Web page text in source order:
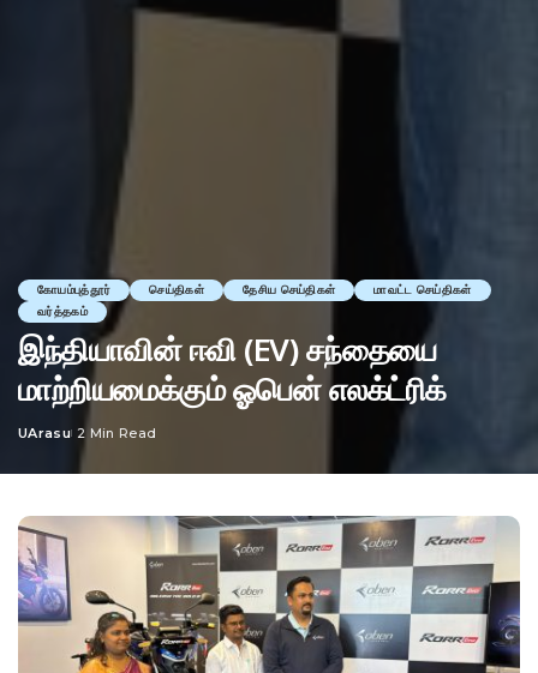
கோயம்புத்தூர் செய்திகள் தேசிய செய்திகள்
மாவட்ட செய்திகள்
வர்த்தகம்
இந்தியாவின் ஈவி (EV) சந்தையை
மாற்றியமைக்கும் ஓபென் எலக்ட்ரிக்
Posted
UArasu 2 Min Read